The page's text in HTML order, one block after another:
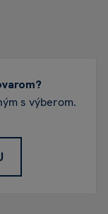
s výberom.